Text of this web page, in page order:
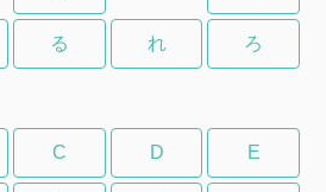
る れ ろ
C D E